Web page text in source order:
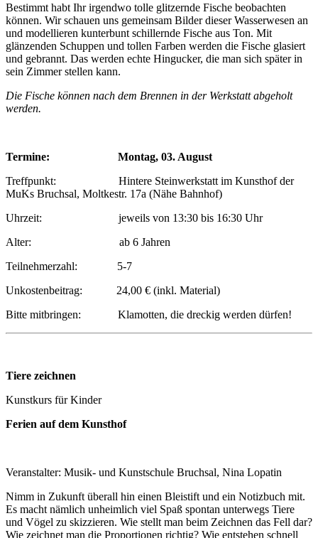
Bestimmt habt Ihr irgendwo tolle glitzernde Fische beobachten
können. Wir schauen uns gemeinsam Bilder dieser Wasserwesen an
und modellieren kunterbunt schillernde Fische aus Ton. Mit
glänzenden Schuppen und tollen Farben werden die Fische glasiert
und gebrannt. Das werden echte Hingucker, die man sich später in
sein Zimmer stellen kann.
Die Fische können nach dem Brennen in der Werkstatt abgeholt
werden.
Termine: Montag, 03. August
Treffpunkt: Hintere Steinwerkstatt im Kunsthof der
MuKs Bruchsal, Moltkestr. 17a (Nähe Bahnhof)
Uhrzeit: jeweils von 13:30 bis 16:30 Uhr
Alter: ab 6 Jahren
Teilnehmerzahl: 5-7
Unkostenbeitrag: 24,00 € (inkl. Material)
Bitte mitbringen: Klamotten, die dreckig werden dürfen!
Tiere zeichnen
Kunstkurs für Kinder
Ferien auf dem Kunsthof
Veranstalter: Musik- und Kunstschule Bruchsal, Nina Lopatin
Nimm in Zukunft überall hin einen Bleistift und ein Notizbuch mit.
Es macht nämlich unheimlich viel Spaß spontan unterwegs Tiere
und Vögel zu skizzieren. Wie stellt man beim Zeichnen das Fell dar?
Wie zeichnet man die Proportionen richtig? Wie entstehen schnell